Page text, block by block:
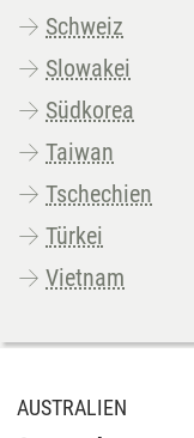
Schweiz
Slowakei
Südkorea
Taiwan
Tschechien
Türkei
Vietnam
AUSTRALIEN